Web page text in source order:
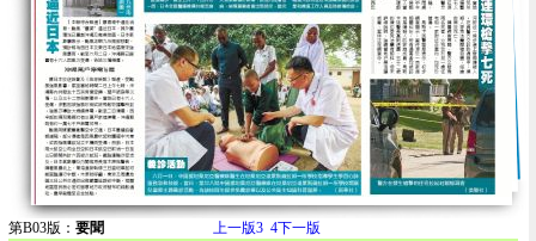
第B03版： 要聞 上一版3 4下一版